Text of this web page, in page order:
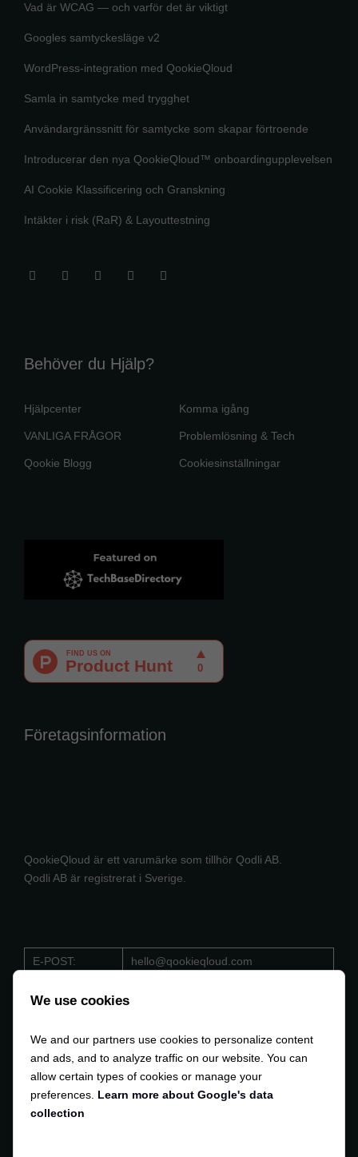
Vad är WCAG — och varför det är viktigt
Googles samtyckesläge v2
WordPress-integration med QookieQloud
Samla in samtycke med trygghet
Användargränssnitt för samtycke som skapar förtroende
Introducerar den nya QookieQloud™ onboardingupplevelsen
AI Cookie Klassificering och Granskning
Intäkter i risk (RaR) & Layouttestning
Behöver du Hjälp?
Hjälpcenter Komma igång
VANLIGA FRÅGOR Problemlösning & Tech
Qookie Blogg Cookiesinställningar
Företagsinformation
QookieQloud är ett varumärke som tillhör Qodli AB.
Qodli AB är registrerat i Sverige.
E-POST: hello@qookieqloud.com
ORG.NR:
MOMS: SE559488420601
We use cookies
We and our partners use cookies to personalize content
and ads, and to analyze traffic on our website. You can
allow certain types of cookies or manage your
preferences. Learn more about Google's data
collection